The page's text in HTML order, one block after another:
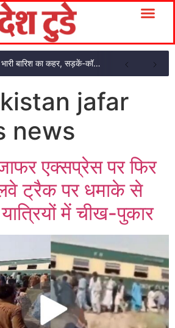
राजस्थान समेत कई राज्यों में भारी बारिश का कहर, सड़कें-कॉलोनियां जलमग्न
jafar
news
एक्सप्रेस पर फिर
ट्रैक पर धमाके से
में चीख-पुकार